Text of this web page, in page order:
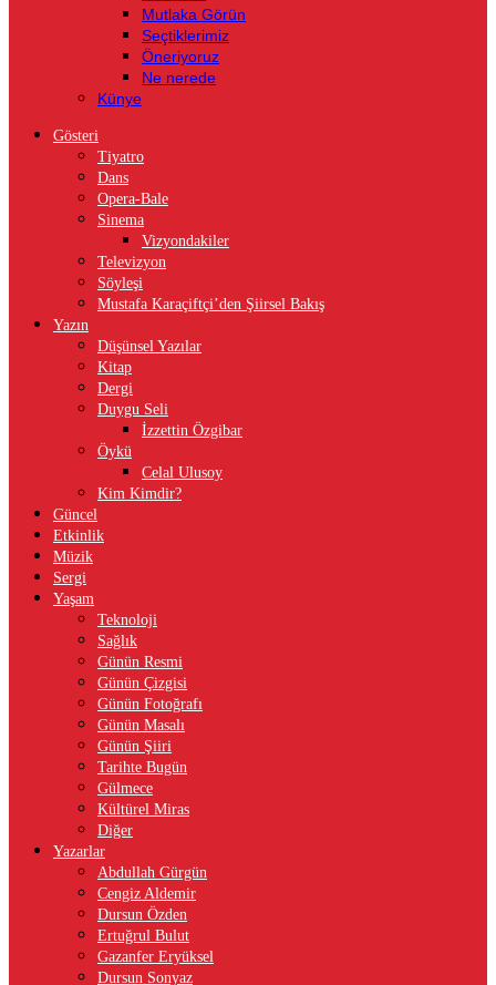
Mutlaka Görün
Seçtiklerimiz
Öneriyoruz
Ne nerede
Künye
Gösteri
Tiyatro
Dans
Opera-Bale
Sinema
Vizyondakiler
Televizyon
Söyleşi
Mustafa Karaçiftçi’den Şiirsel Bakış
Yazın
Düşünsel Yazılar
Kitap
Dergi
Duygu Seli
İzzettin Özgibar
Öykü
Celal Ulusoy
Kim Kimdir?
Güncel
Etkinlik
Müzik
Sergi
Yaşam
Teknoloji
Sağlık
Günün Resmi
Günün Çizgisi
Günün Fotoğrafı
Günün Masalı
Günün Şiiri
Tarihte Bugün
Gülmece
Kültürel Miras
Diğer
Yazarlar
Abdullah Gürgün
Cengiz Aldemir
Dursun Özden
Ertuğrul Bulut
Gazanfer Eryüksel
Dursun Sonyaz